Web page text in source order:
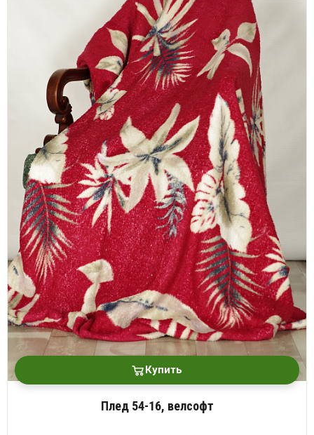
Купить
Плед 54-16, велсофт